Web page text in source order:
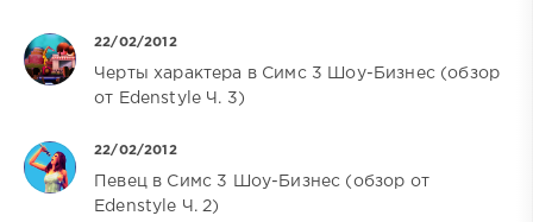
22/02/2012
Черты характера в Симс 3 Шоу-Бизнес (обзор
от Edenstyle Ч. 3)
22/02/2012
Певец в Симс 3 Шоу-Бизнес (обзор от
Edenstyle Ч. 2)